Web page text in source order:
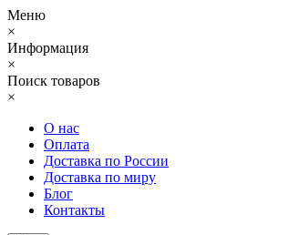
Меню
×
Информация
×
Поиск товаров
×
О нас
Оплата
Доставка по России
Доставка по миру
Блог
Контакты